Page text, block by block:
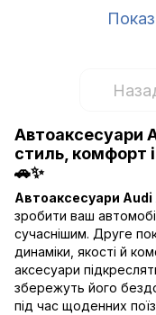
Автоаксесуари
стиль, комфорт
🚗✨
Автоаксесуари Audi
зробити ваш
сучаснішим. Друге
динаміки, якості й
аксесуари
збережуть його
під час щоденних